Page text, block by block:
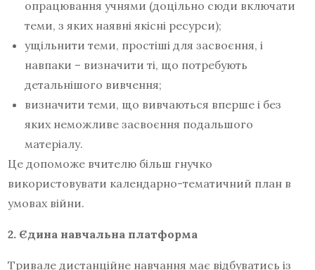
опрацювання учнями (доцільно сюди включати
теми, з яких наявні якісні ресурси);
ущільнити теми, простіші для засвоєння, і
навпаки – визначити ті, що потребують
детальнішого вивчення;
визначити теми, що вивчаються вперше і без
яких неможливе засвоєння подальшого
матеріалу.
Це допоможе вчителю більш гнучко
використовувати календарно-тематичний план в
умовах війни.
2. Єдина навчальна платформа
Тривале дистанційне навчання має відбуватись із